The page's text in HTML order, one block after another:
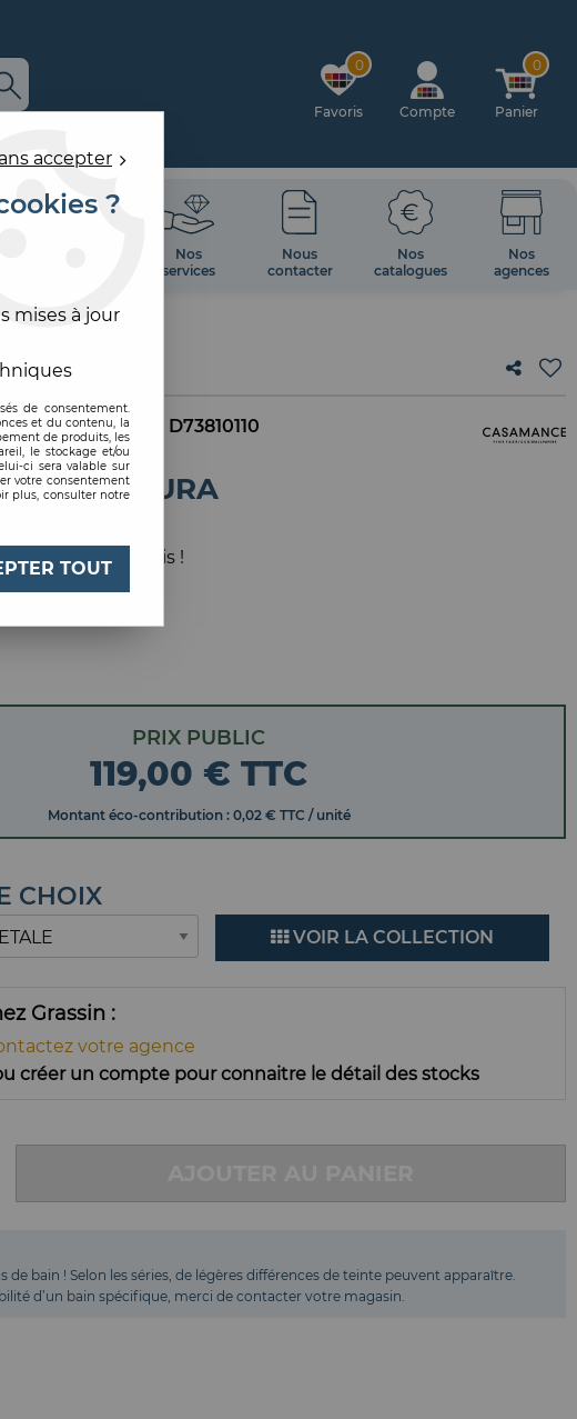
0
Favoris Compte
0
Panier
Nos
services
Nous
contacter
Nos
catalogues
Nos
agences
AVENTURA
| Réf. interne : D73810110
AVENTURA
à donner votre avis !
PRIX PUBLIC
119,00 € TTC
Montant éco-contribution : 0,02 € TTC / unité
CHOIX
VOIR LA COLLECTION
Grassin
votre agence
créer un compte pour connaitre le détail des stocks
bain ! Selon les séries, de légères différences de teinte peuvent apparaître.
d’un bain spécifique, merci de contacter votre magasin.
accepter
?
mises à jour
de consentement.
et du contenu, la
de produits, les
le stockage et/ou
ci sera valable sur
votre consentement
plus, consulter notre
TOUT